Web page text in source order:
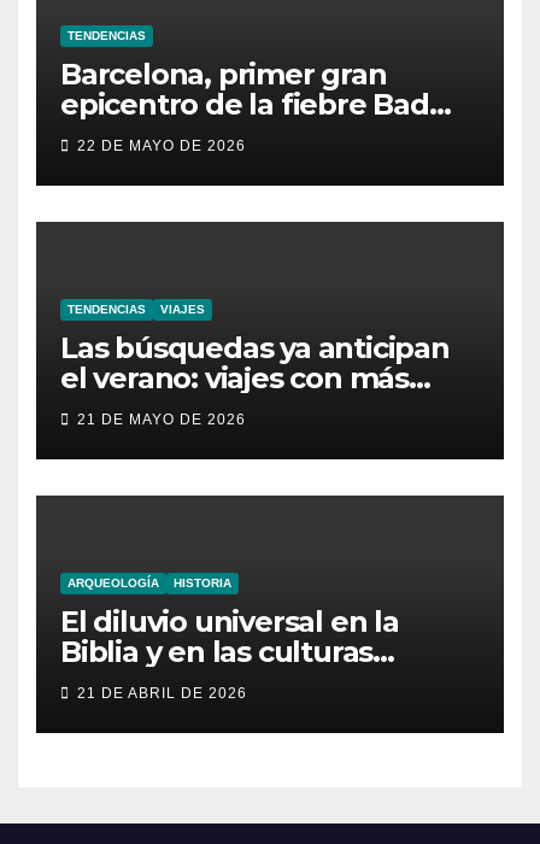
TENDENCIAS
Barcelona, primer gran
epicentro de la fiebre Bad
Bunny en España
22 DE MAYO DE 2026
TENDENCIAS VIAJES
Las búsquedas ya anticipan
el verano: viajes con más
aventura, moda inesperada y
nuevas obsesiones virales
21 DE MAYO DE 2026
ARQUEOLOGÍA HISTORIA
El diluvio universal en la
Biblia y en las culturas
antiguas
21 DE ABRIL DE 2026